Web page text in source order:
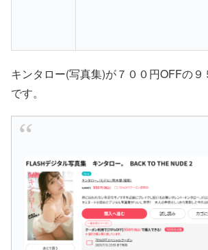
キンタロー(写真集)が７００円OFFの
です。